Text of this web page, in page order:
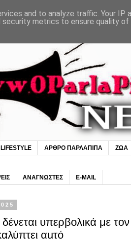
LIFESTYLE ΑΡΘΡΟ ΠΑΡΛΑΠΙΠΑ ΖΩΑ
ΑΝΑΓΝΩΣΤΕΣ E-MAIL
υπερβολικά με
αuτό
and to analyze traffic. Your IP
metrics to ensure quality of